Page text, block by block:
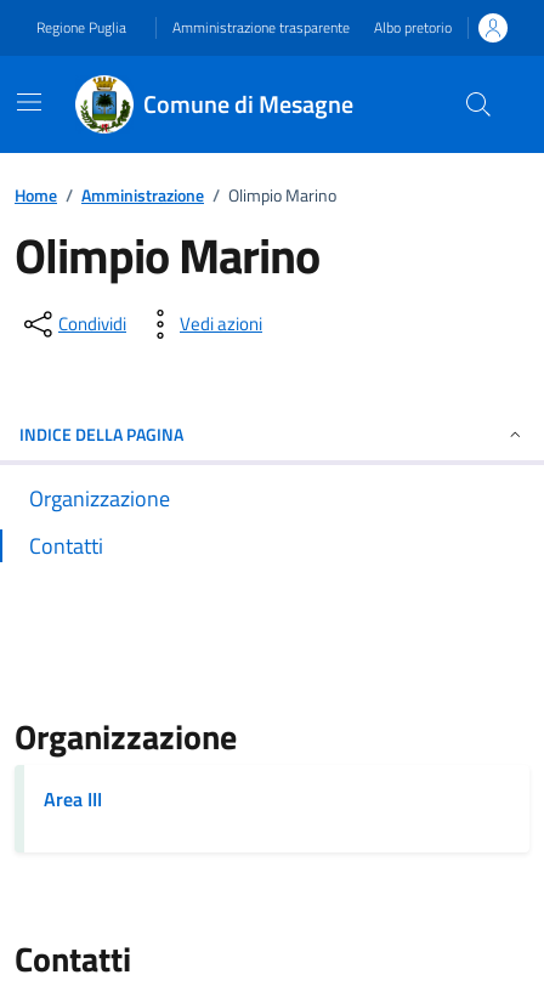
Regione Puglia Amministrazione trasparente Albo pretorio
Comune di Mesagne
Home / Amministrazione / Olimpio Marino
Olimpio Marino
Dettagli del documento
Condividi Vedi azioni
INDICE DELLA PAGINA
Organizzazione
Contatti
Organizzazione
Area III
Contatti